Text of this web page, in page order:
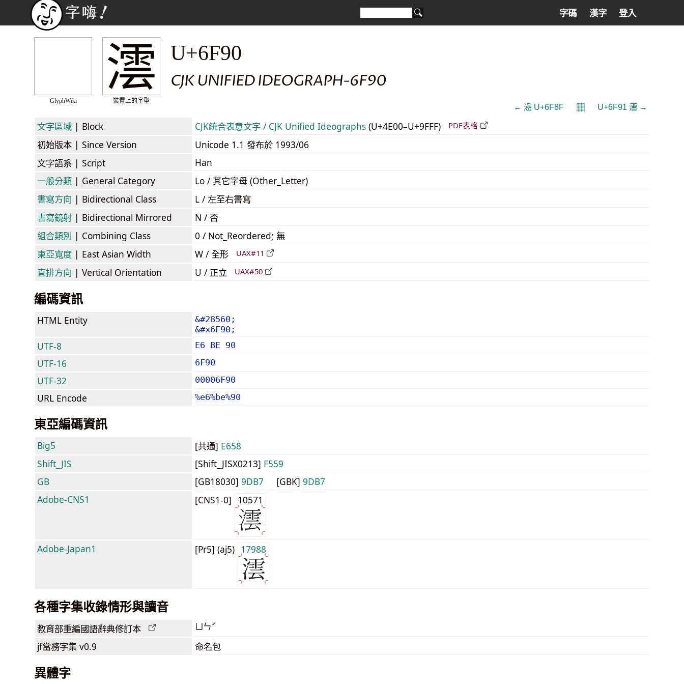
字碼 漢字 登入
GlyphWiki
澐
裝置上的字型
U+6F90
CJK UNIFIED IDEOGRAPH-6F90
← 澏 U+6F8F 𝄜 U+6F91 澑 →
文字區域 | Block CJK統合表意文字 / CJK Unified Ideographs (U+4E00–U+9FFF) PDF表格
初始版本 | Since Version
Unicode 1.1 發布於 1993/06
文字語系 | Script
Han
一般分類 | General Category
Lo / 其它字母 (Other_Letter)
書寫方向 | Bidirectional Class
L / 左至右書寫
書寫鏡射 | Bidirectional Mirrored
N / 否
組合類別 | Combining Class
0 / Not_Reordered; 無
東亞寬度 | East Asian Width W / 全形 UAX#11
直排方向 | Vertical Orientation U / 正立 UAX#50
編碼資訊
HTML Entity
&#28560;
&#x6F90;
UTF-8 E6 BE 90
UTF-16 6F90
UTF-32 00006F90
URL Encode %e6%be%90
東亞編碼資訊
Big5 [共通] E658
Shift_JIS
[Shift_JISX0213] F559
GB
[GB18030] 9DB7 [GBK] 9DB7
Adobe-CNS1
[CNS1-0] 10571
Adobe-Japan1 [Pr5] (aj5) 17988
各種字集收錄情形與讀音
教育部重編國語辭典修訂本 ㄩㄣˊ
jf當務字集 v0.9 命名包
異體字